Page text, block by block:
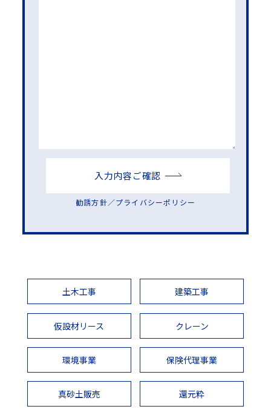
入力内容ご確認
勧誘方針／プライバシーポリシー
土木工事 建築工事
仮設材リース クレーン
環境事業 保険代理事業
真砂土販売 還元粋